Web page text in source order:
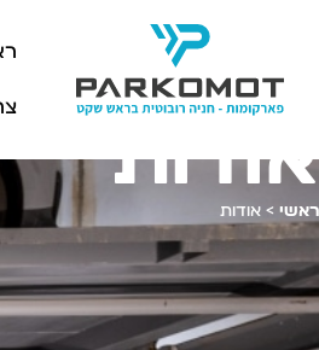
אודות
ראשי > אודות